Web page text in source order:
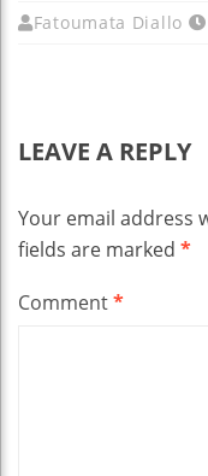
Fatoumata Diallo
LEAVE A REPLY
Your email address
fields are marked *
Comment*